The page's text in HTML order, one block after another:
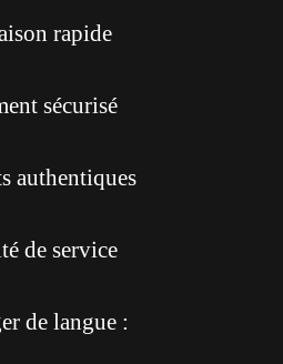
rapide
sécurisé
authentiques
de service
de langue :